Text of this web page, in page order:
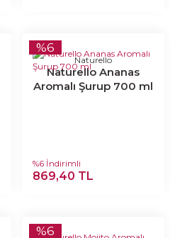
%6
Naturello
Naturello Ananas
Aromalı Şurup 700 ml
%6 İndirimli
869,40 TL
%6